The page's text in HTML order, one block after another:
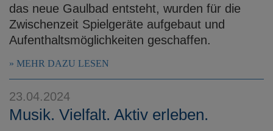
das neue Gaulbad entsteht, wurden für die
Zwischenzeit Spielgeräte aufgebaut und
Aufenthaltsmöglichkeiten geschaffen.
MEHR DAZU LESEN
23.04.2024
Musik. Vielfalt. Aktiv erleben.